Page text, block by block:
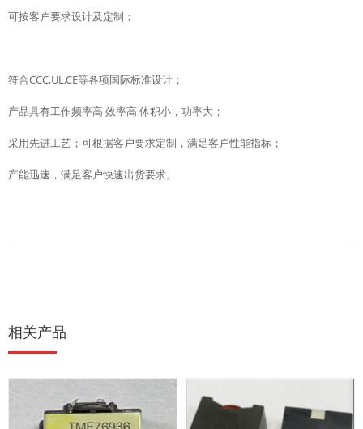
可按客户要求设计及定制；
符合CCC,UL,CE等各项国际标准设计；
产品具有工作频率高 效率高 体积小，功率大；
采用先进工艺；可根据客户要求定制，满足客户性能指标；
产能迅速，满足客户快速出货要求。
相关产品